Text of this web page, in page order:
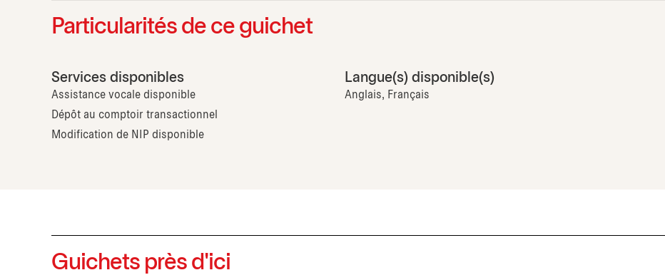
Particularités de ce guichet
Services disponibles
Assistance vocale disponible
Dépôt au comptoir transactionnel
Modification de NIP disponible
Langue(s) disponible(s)
Anglais, Français
Guichets près d'ici